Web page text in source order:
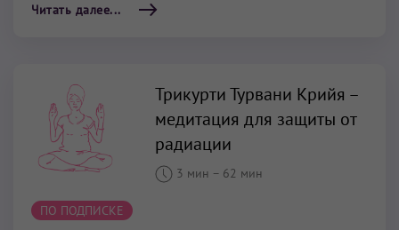
Читать далее...
Трикурти Турвани Крийя –
медитация для защиты от
радиации
3 мин – 62 мин
ПО ПОДПИСКЕ